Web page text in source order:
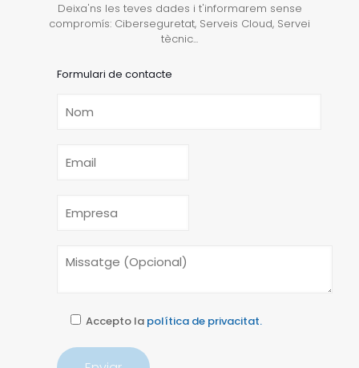
Deixa'ns les teves dades i t'informarem sense
compromís: Ciberseguretat, Serveis Cloud, Servei
tècnic...
Formulari de contacte
Accepto la política de privacitat.